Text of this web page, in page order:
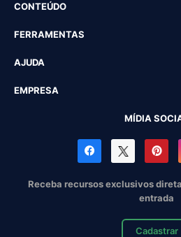
CONTEÚDO
FERRAMENTAS
AJUDA
EMPRESA
MÍDIA
Receba recursos exclusivos
entrada
Cadastrar